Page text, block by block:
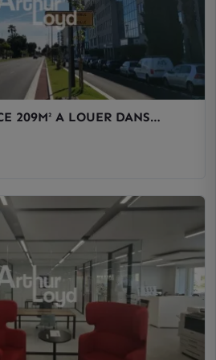
209M² A LOUER DANS
STRATEGIQUE